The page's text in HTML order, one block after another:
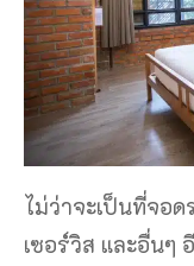
ไม่ว่าจะเป็นที่จอด
เซอร์วิส และอื่นๆ